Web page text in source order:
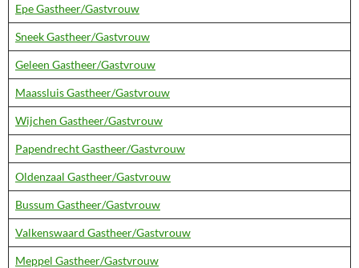
Epe Gastheer/Gastvrouw
Sneek Gastheer/Gastvrouw
Geleen Gastheer/Gastvrouw
Maassluis Gastheer/Gastvrouw
Wijchen Gastheer/Gastvrouw
Papendrecht Gastheer/Gastvrouw
Oldenzaal Gastheer/Gastvrouw
Bussum Gastheer/Gastvrouw
Valkenswaard Gastheer/Gastvrouw
Meppel Gastheer/Gastvrouw